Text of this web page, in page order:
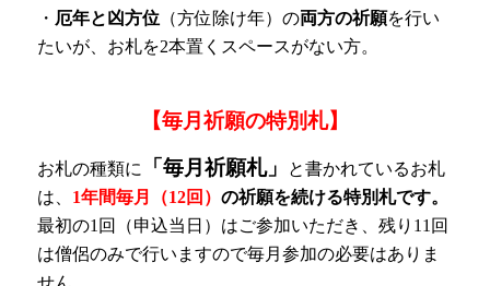
・ 厄年と凶方位 （方位除け年）の両方の祈願を行い
たいが、お札を2本置くスペースがない方。
【毎月祈願の特別札】
お札の種類に 「毎月祈願札」
と書かれているお札
は、 1年間毎月（12回）の祈願を続ける特別札です。
最初の1回（申込当日）はご参加いただき、残り11回
は僧侶のみで行いますので毎月参加の必要はありま
せん。